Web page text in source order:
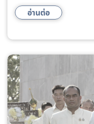
อ่านต่อ